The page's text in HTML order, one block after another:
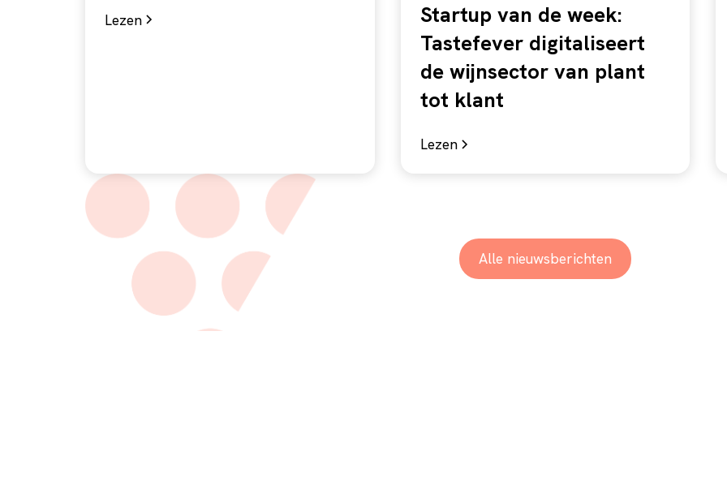
Lezen
Startup van de week:
Tastefever digitaliseert
de wijnsector van plant
tot klant
Lezen
Alle nieuwsberichten